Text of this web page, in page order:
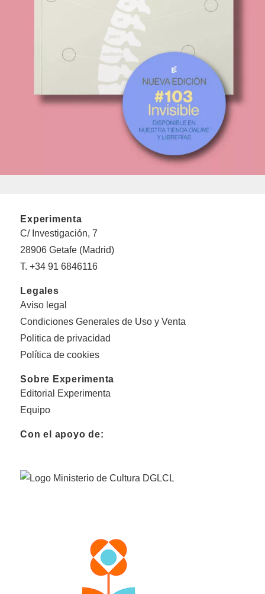
Experimenta
C/ Investigación, 7
28906 Getafe (Madrid)
T. +34 91 6846116
Legales
Aviso legal
Condiciones Generales de Uso y Venta
Politica de privacidad
Política de cookies
Sobre Experimenta
Editorial Experimenta
Equipo
Con el apoyo de: